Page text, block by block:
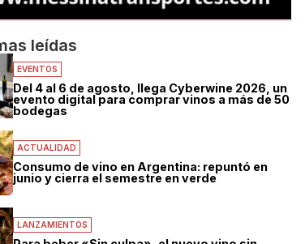
leídas
EVENTOS
Del 4 al 6 de agosto, llega Cyberwine 2026, un
evento digital para comprar vinos a más de 50
bodegas
ACTUALIDAD
Consumo de vino en Argentina: repuntó en
junio y cierra el semestre en verde
LANZAMIENTOS